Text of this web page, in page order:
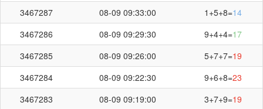
3467287
08-09 09:33:00 1+5+8=14
3467286
08-09 09:29:30 9+4+4=17
3467285
08-09 09:26:00 5+7+7=19
3467284
08-09 09:22:30 9+6+8=23
3467283
08-09 09:19:00 3+7+9=19